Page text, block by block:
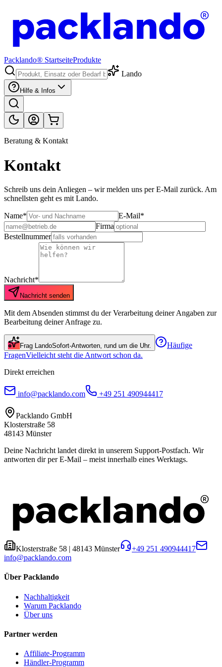
Packlando® StartseiteProdukte
Lando
Hilfe & Infos
Beratung & Kontakt
Kontakt
Schreib uns dein Anliegen – wir melden uns per E-Mail zurück. Am
schnellsten geht es mit Lando.
Name*
E-Mail*
Firma
Bestellnummer
Nachricht*
Nachricht senden
Mit dem Absenden stimmst du der Verarbeitung deiner Angaben zur
Bearbeitung deiner Anfrage zu.
Frag LandoSofort-Antworten, rund um die Uhr.
Häufige
FragenVielleicht steht die Antwort schon da.
Direkt erreichen
info@packlando.com +49 251 490944417
Packlando GmbH
Klosterstraße 58
48143 Münster
Deine Nachricht landet direkt in unserem Support-Postfach. Wir
antworten dir per E-Mail – meist innerhalb eines Werktags.
Klosterstraße 58 | 48143 Münster
+49 251 490944417
info@packlando.com
Über Packlando
Nachhaltigkeit
Warum Packlando
Über uns
Partner werden
Affiliate-Programm
Händler-Programm